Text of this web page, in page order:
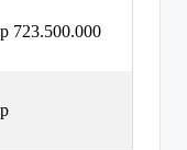
723.500.000